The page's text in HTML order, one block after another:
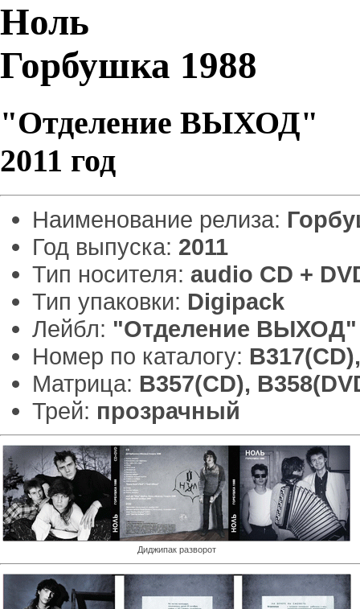
Ноль
Горбушка 1988
"Отделение ВЫХОД"
2011 год
Наименование релиза:
Год выпуска: 2011
Тип носителя: audio CD +
Тип упаковки: Digipack
Лейбл: "Отделение ВЫХОД"
Номер по каталогу:
Матрица: B357(CD),
Трей: прозрачный
Диджипак разворот